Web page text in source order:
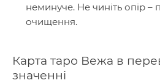
неминуче. Не чиніть опір –
очищення.
Карта таро Вежа в
значенні